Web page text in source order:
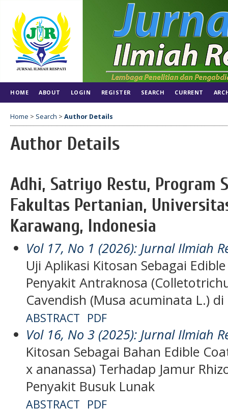
HOME ABOUT LOGIN REGISTER SEARCH CURRENT
Home > Search > Author Details
Author Details
Adhi, Satriyo Restu, Program
Fakultas Pertanian,
Karawang, Indonesia
Vol 17, No 1 (2026): Jurnal Ilmiah
Uji Aplikasi Kitosan Sebagai
Penyakit Antraknosa
Cavendish (Musa acuminata L.)
ABSTRACT PDF
Vol 16, No 3 (2025): Jurnal Ilmiah
Kitosan Sebagai Bahan Edible
x ananassa) Terhadap Jamur
Penyakit Busuk Lunak
ABSTRACT PDF